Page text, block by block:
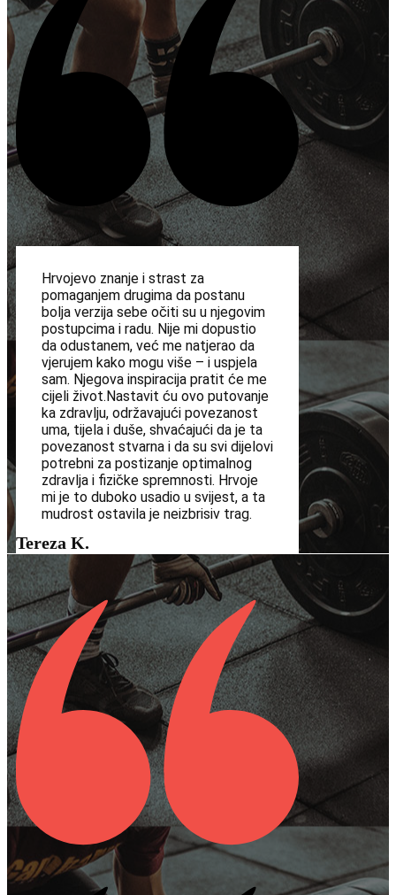
Hrvojevo znanje i strast za
pomaganjem drugima da postanu
bolja verzija sebe očiti su u njegovim
postupcima i radu. Nije mi dopustio
da odustanem, već me natjerao da
vjerujem kako mogu više – i uspjela
sam. Njegova inspiracija pratit će me
cijeli život.Nastavit ću ovo putovanje
ka zdravlju, održavajući povezanost
uma, tijela i duše, shvaćajući da je ta
povezanost stvarna i da su svi dijelovi
potrebni za postizanje optimalnog
zdravlja i fizičke spremnosti. Hrvoje
mi je to duboko usadio u svijest, a ta
mudrost ostavila je neizbrisiv trag.
Tereza K.